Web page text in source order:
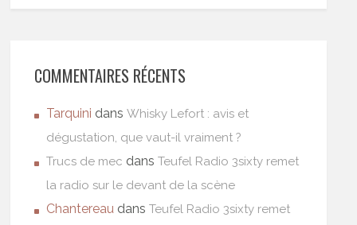
COMMENTAIRES RÉCENTS
Tarquini dansWhisky Lefort : avis et
dégustation, que vaut-il vraiment ?
Trucs de mec dansTeufel Radio 3sixty remet
la radio sur le devant de la scène
Chantereau dansTeufel Radio 3sixty remet